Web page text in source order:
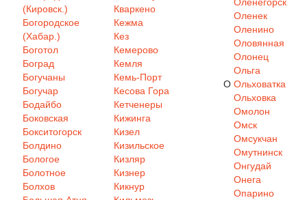
(Кировск.)
Богородское
(Хабар.)
Боготол
Боград
Богучаны
Богучар
Бодайбо
Боковская
Бокситогорск
Болдино
Бологое
Болотное
Болхов
Кваркено
Кежма
Кез
Кемерово
Кемля
Кемь-Порт
Кесова Гора
Кетченеры
Кижинга
Кизел
Кизильское
Кизляр
Кизнер
Кикнур
О
Оленек
Оленино
Оловянная
Олонец
Ольга
Ольховатка
Ольховка
Омолон
Омск
Омсукчан
Омутнинск
Онгудай
Онега
Опарино